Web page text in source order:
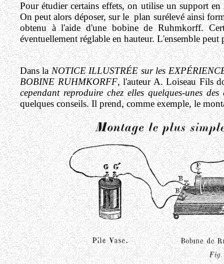
Pour étudier certains effets, on utilise un support
On peut alors déposer, sur le plan surélevé ainsi
obtenu à l'aide d'une bobine de Ruhmkorff.
éventuellement réglable en hauteur. L'ensemble
Dans laNOTICE ILLUSTRÉE sur les
BOBINE RUHMKORFF, l'auteur A. Loiseau Fils
cependant reproduire chez elles quelques-unes
quelques conseils. Il prend, comme exemple, le